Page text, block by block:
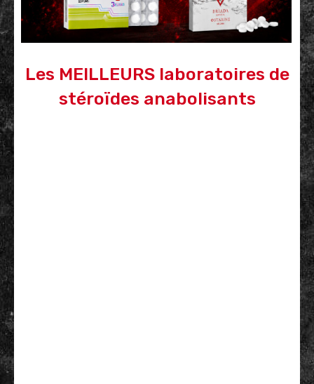
Les MEILLEURS laboratoires de
stéroïdes anabolisants